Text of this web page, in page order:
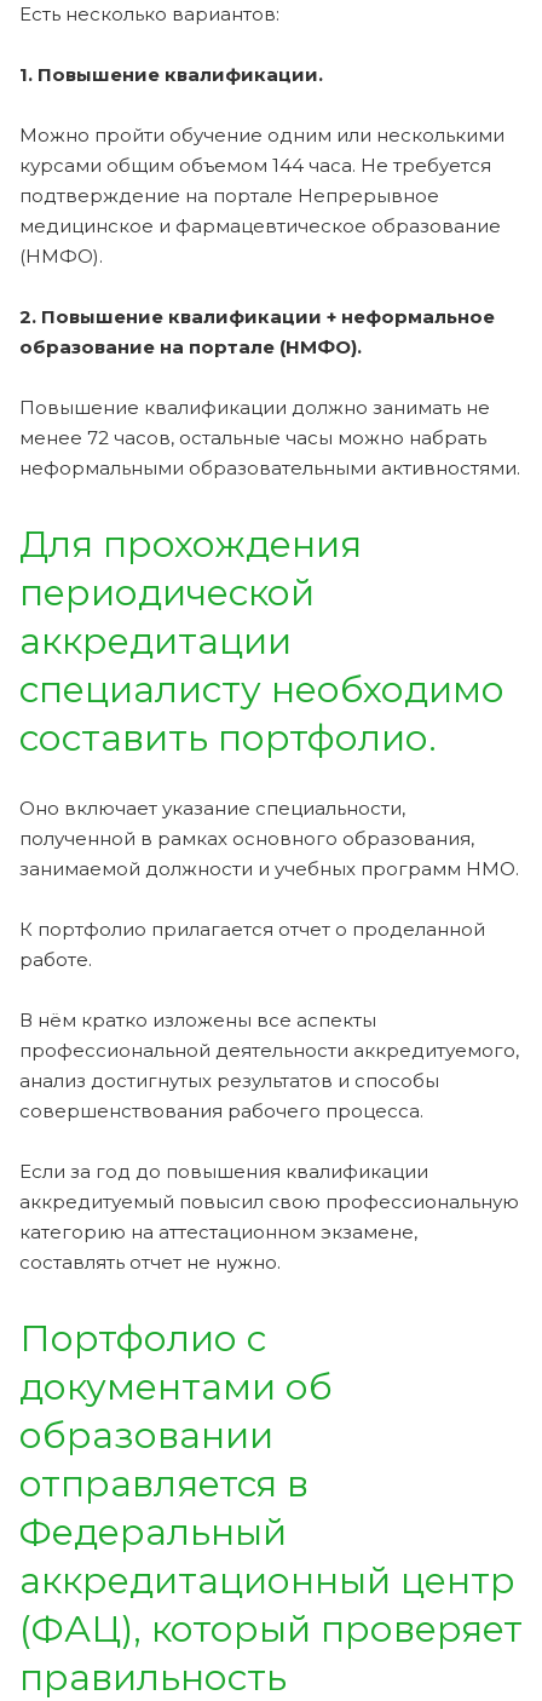
Есть несколько вариантов:
1. Повышение квалификации.
Можно пройти обучение одним или несколькими
курсами общим объемом 144 часа. Не требуется
подтверждение на портале Непрерывное
медицинское и фармацевтическое образование
(НМФО).
2. Повышение квалификации + неформальное
образование на портале (НМФО).
Повышение квалификации должно занимать не
менее 72 часов, остальные часы можно набрать
неформальными образовательными активностями.
Для прохождения
периодической
аккредитации
специалисту необходимо
составить портфолио.
Оно включает указание специальности,
полученной в рамках основного образования,
занимаемой должности и учебных программ НМО.
К портфолио прилагается отчет о проделанной
работе.
В нём кратко изложены все аспекты
профессиональной деятельности аккредитуемого,
анализ достигнутых результатов и способы
совершенствования рабочего процесса.
Если за год до повышения квалификации
аккредитуемый повысил свою профессиональную
категорию на аттестационном экзамене,
составлять отчет не нужно.
Портфолио с
документами об
образовании
отправляется в
Федеральный
аккредитационный центр
(ФАЦ), который проверяет
правильность